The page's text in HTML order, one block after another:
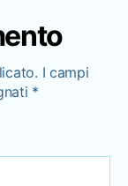
I campi
*